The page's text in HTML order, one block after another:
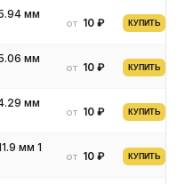
и
97 проводов с
данный сортамент при
мм
от 10 ₽ КУПИТЬ
мм
от 10 ₽ КУПИТЬ
мм
от 10 ₽ КУПИТЬ
мм 1
от 10 ₽ КУПИТЬ